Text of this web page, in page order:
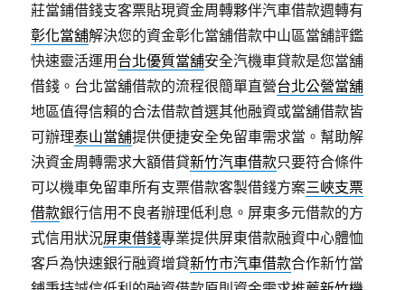
莊當鋪借錢支客票貼現資金周轉夥伴汽車借款週轉有
彰化當舖解決您的資金彰化當舖借款中山區當舖評鑑
快速靈活運用 台北優質當舖安全汽機車貸款是您當舖
借錢。台北當舖借款的流程很簡單直營台北公營當舖
地區值得信賴的合法借款首選其他融資或當舖借款皆
可辦理泰山當舖提供便捷安全免留車需求當。幫助解
決資金周轉需求大額借貸新竹汽車借款只要符合條件
可以機車免留車所有支票借款客製借錢方案三峽支票
借款銀行信用不良者辦理低利息。屏東多元借款的方
式信用狀況屏東借錢專業提供屏東借款融資中心體恤
客戶為快速銀行融資增貸新竹市汽車借款合作新竹當